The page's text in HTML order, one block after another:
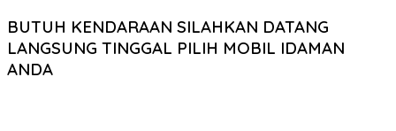
BUTUH KENDARAAN SILAHKAN DATANG
LANGSUNG TINGGAL PILIH MOBIL IDAMAN
ANDA